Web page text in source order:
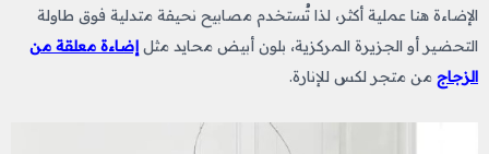
الإضاءة هنا عملية أكثر، لذا تُستخدم مصابيح نحيفة متدلية فوق طاولة
التحضير أو الجزيرة المركزية، بلون أبيض محايد مثل إضاءة معلقة من
الزجاج من متجر لكس للإنارة.